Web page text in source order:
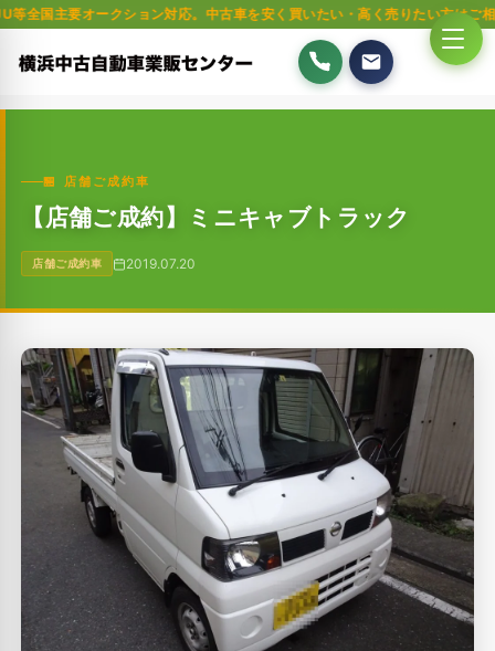
クション対応。中古車を安く買いたい・高く売りたい方はご相談ください
🏪 店舗ご成約車
【店舗ご成約】ミニキャブトラック
店舗ご成約車 2019.07.20